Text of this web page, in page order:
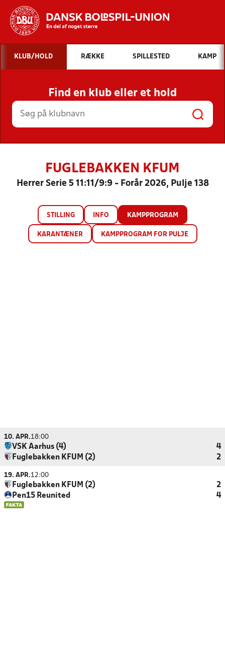
Hvad vil du søge efter?
INDHOLD OG NYHEDER
STILLINGER, RESULTATER, KLUBBER OG
HOLD
KLUB/HOLD RÆKKE SPILLESTED KAMP
Find en klub eller et hold
FUGLEBAKKEN KFUM
Herrer Serie 5 11:11/9:9 - Forår 2026, Pulje 138
STILLING INFO KAMPPROGRAM
KARANTÆNER KAMPPROGRAM FOR PULJE
10. APR.18:00
VSK Aarhus (4)
4
Fuglebakken KFUM (2)
2
19. APR.12:00
Fuglebakken KFUM (2)
2
Pen15 Reunited
4